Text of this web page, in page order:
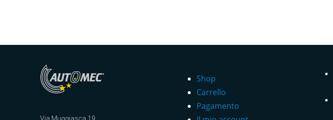
Shop
Carrello
Pagamento